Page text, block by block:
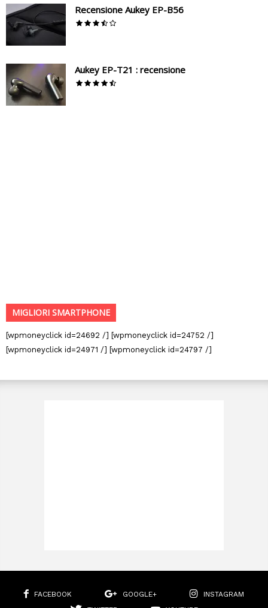
Recensione Aukey EP-B56
Aukey EP-T21 : recensione
MIGLIORI SMARTPHONE
[wpmoneyclick id=24692 /] [wpmoneyclick id=24752 /]
[wpmoneyclick id=24971 /] [wpmoneyclick id=24797 /]
FACEBOOK GOOGLE+
INSTAGRAM